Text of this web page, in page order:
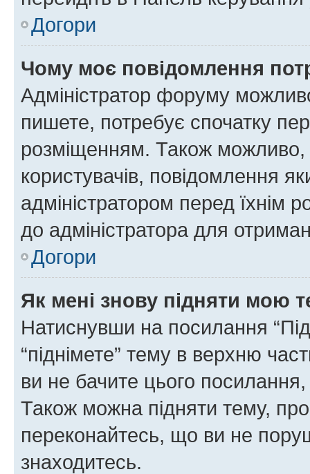
Догори
Чому моє повідомлення
Адміністратор форуму
пишете, потребує спочатку
розміщенням. Також можливо,
користувачів, повідомлення
адміністратором перед їхнім
до адміністратора для
Догори
Як мені знову підняти мою
Натиснувши на посилання
“піднімете” тему в верхню
ви не бачите цього
Також можна підняти тему,
переконайтесь, що ви не
знаходитесь.